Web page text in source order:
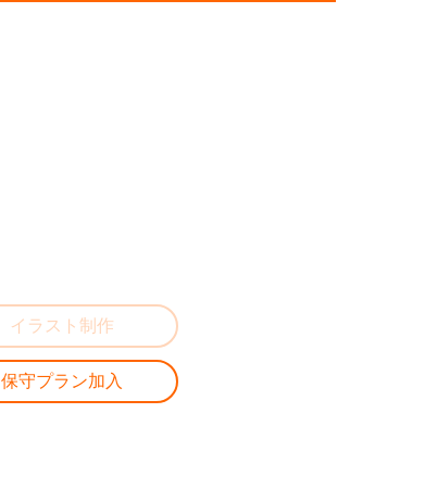
イラスト制作
保守プラン加入